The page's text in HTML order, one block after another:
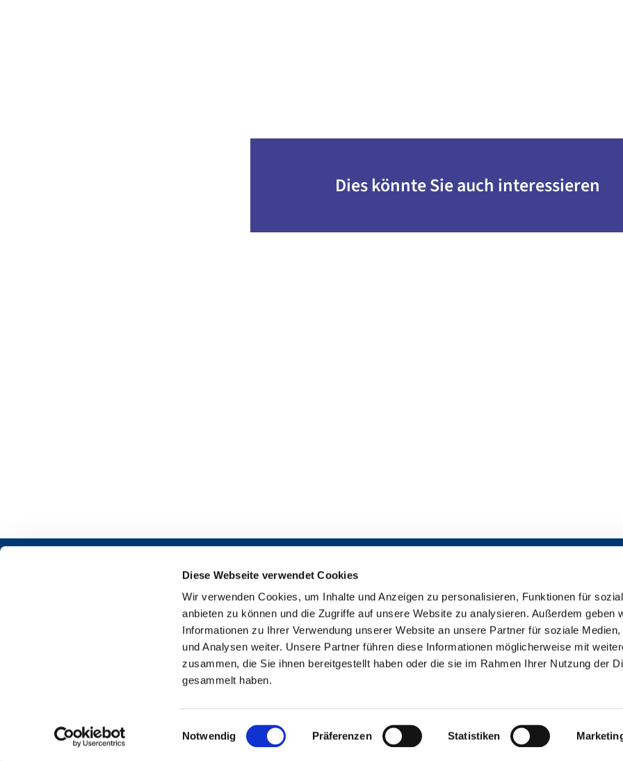
Diese Webseite verwendet Cookies
Wir verwenden Cookies, um Inhalte und Anzeigen zu personalisieren, Funktionen für
anbieten zu können und die Zugriffe auf unsere Website zu analysieren. Außerdem geben
Informationen zu Ihrer Verwendung unserer Website an unsere Partner für soziale Medien,
und Analysen weiter. Unsere Partner führen diese Informationen möglicherweise mit
zusammen, die Sie ihnen bereitgestellt haben oder die sie im Rahmen Ihrer Nutzung der
gesammelt haben.
i
Notwendig Präferenzen Statistiken
Dies könnte Sie auch interessieren
Impressum
Datenschutzerklärung
Erklärung zur Barrierefreiheit
Martin-Luther-Gemeinde Bremen-Findorff - Neukirchstr. 86 - 28215 Bremen 